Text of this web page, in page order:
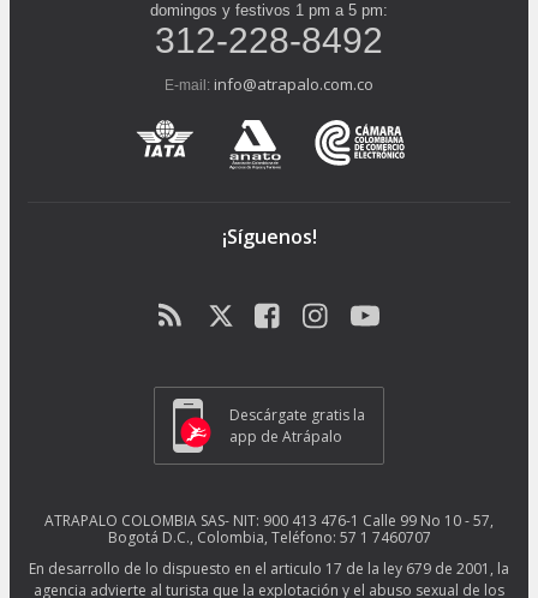
domingos y festivos 1 pm a 5 pm:
312-228-8492
E-mail: info@atrapalo.com.co
¡Síguenos!
Descárgate gratis la
app de Atrápalo
ATRAPALO COLOMBIA SAS- NIT: 900 413 476-1 Calle 99 No 10 - 57,
Bogotá D.C., Colombia, Teléfono: 57 1 7460707
En desarrollo de lo dispuesto en el articulo 17 de la ley 679 de 2001, la
agencia advierte al turista que la explotación y el abuso sexual de los